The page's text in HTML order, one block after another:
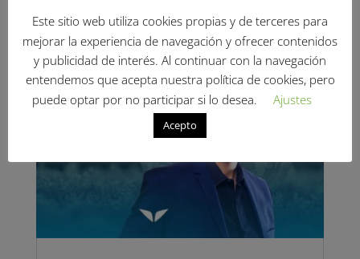
Este sitio web utiliza cookies propias y de terceres para
mejorar la experiencia de navegación y ofrecer contenidos
y publicidad de interés. Al continuar con la navegación
entendemos que acepta nuestra política de cookies, pero
puede optar por no participar si lo desea.
Ajustes
Acepto